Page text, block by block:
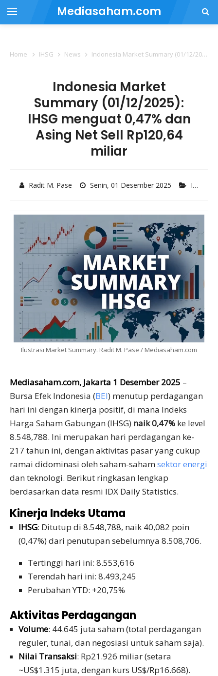
Mediasaham.com
Home IHSG News Indonesia Market Summary (01/12/2025): IHSG menguat 0,47% dan Asing Net Sell Rp120,64 miliar
Indonesia Market
Summary (01/12/2025):
IHSG menguat 0,47% dan
Asing Net Sell Rp120,64
miliar
Radit M. Pase Senin, 01 Desember 2025 IHSG
Ilustrasi Market Summary. Radit M. Pase / Mediasaham.com
Mediasaham.com, Jakarta 1 Desember 2025 –
Bursa Efek Indonesia (BEI) menutup perdagangan
hari ini dengan kinerja positif, di mana Indeks
Harga Saham Gabungan (IHSG) naik 0,47% ke level
8.548,788. Ini merupakan hari perdagangan ke-
217 tahun ini, dengan aktivitas pasar yang cukup
ramai didominasi oleh saham-sahamsektor energi
dan teknologi. Berikut ringkasan lengkap
berdasarkan data resmi IDX Daily Statistics.
Kinerja Indeks Utama
IHSG: Ditutup di 8.548,788, naik 40,082 poin
(0,47%) dari penutupan sebelumnya 8.508,706.
Tertinggi hari ini: 8.553,616
Terendah hari ini: 8.493,245
Perubahan YTD: +20,75%
Aktivitas Perdagangan
Volume: 44.645 juta saham (total perdagangan
reguler, tunai, dan negosiasi untuk saham saja).
Nilai Transaksi: Rp21.926 miliar (setara
~US$1.315 juta, dengan kurs US$/Rp16.668).